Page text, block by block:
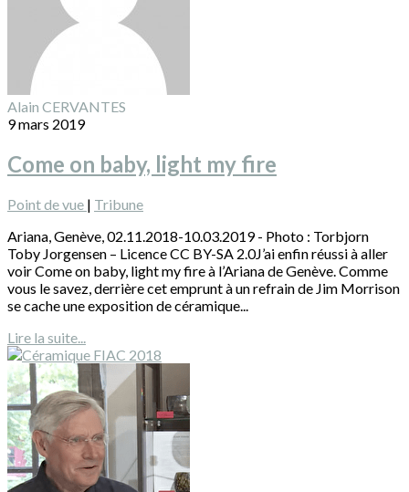
Alain CERVANTES
9 mars 2019
Come on baby, light my fire
Point de vue | Tribune
Ariana, Genève, 02.11.2018-10.03.2019 - Photo : Torbjorn
Toby Jorgensen – Licence CC BY-SA 2.0J’ai enfin réussi à aller
voir Come on baby, light my fire à l’Ariana de Genève. Comme
vous le savez, derrière cet emprunt à un refrain de Jim Morrison
se cache une exposition de céramique...
Lire la suite...